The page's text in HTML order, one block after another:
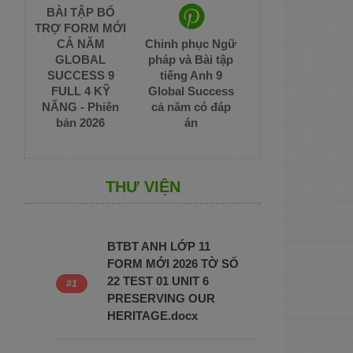
BÀI TẬP BỔ
TRỢ FORM MỚI
CẢ NĂM
GLOBAL
SUCCESS 9
FULL 4 KỸ
NĂNG - Phiên
bản 2026
Chinh phục Ngữ
pháp và Bài tập
tiếng Anh 9
Global Success
cả năm có đáp
án
THƯ VIỆN
BTBT ANH LỚP 11
FORM MỚI 2026 TỜ SỐ
22 TEST 01 UNIT 6
PRESERVING OUR
HERITAGE.docx